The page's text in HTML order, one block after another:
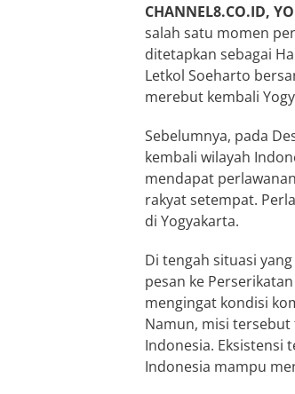
CHANNEL8.CO.ID,
salah satu momen
ditetapkan sebagai
Letkol Soeharto
merebut kembali
Sebelumnya, pada
kembali wilayah
mendapat
rakyat setempat.
di Yogyakarta.
Di tengah situasi
pesan ke
mengingat kondisi
Namun, misi
Indonesia. Eksistensi
Indonesia mampu